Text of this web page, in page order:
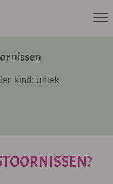
kind: uniek